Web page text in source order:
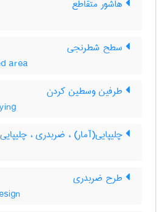
هاشور متقاطع
سطح شطرنجی
area
طرفین وسطین کردن
چلیپایی(آمار) ، ضربدری ، چلیپایی
طرح ضربدری